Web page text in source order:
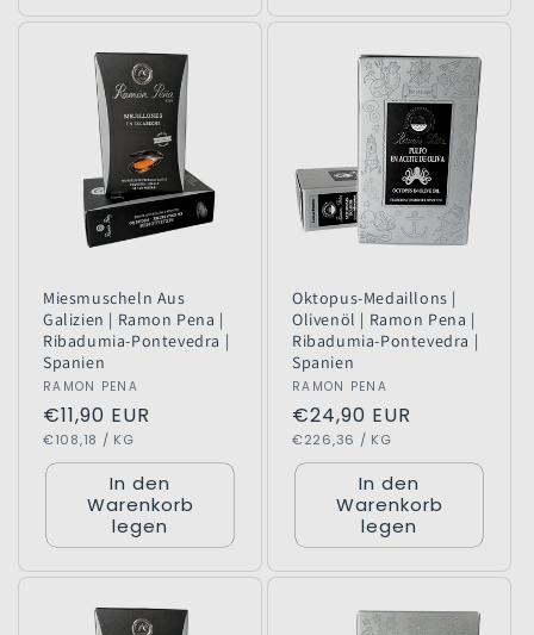
Miesmuscheln Aus
Galizien | Ramon Pena |
Ribadumia-Pontevedra |
Spanien
Anbieter:
RAMON PENA
Normaler
Preis
€11,90 EUR
GRUNDPREIS
€108,18 / PRO
KG
In den
Warenkorb
legen
Oktopus-Medaillons |
Olivenöl | Ramon Pena |
Ribadumia-Pontevedra |
Spanien
Anbieter:
RAMON PENA
Normaler
Preis
€24,90 EUR
GRUNDPREIS
€226,36 / PRO
KG
In den
Warenkorb
legen